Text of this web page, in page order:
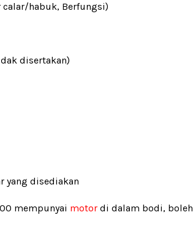
calar/habuk, Berfungsi)
disertakan)
yang disediakan
mempunyai motor di dalam bodi, boleh